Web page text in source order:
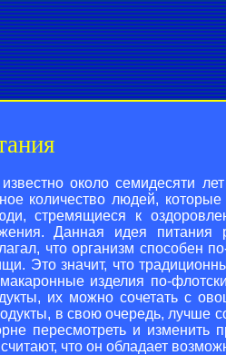
около семидесяти
количество людей,
стремящиеся к
Данная идея
что организм способен
Это значит, что
изделия по-
их можно сочетать с
в свою очередь, лучше
пересмотреть и
что он обладает